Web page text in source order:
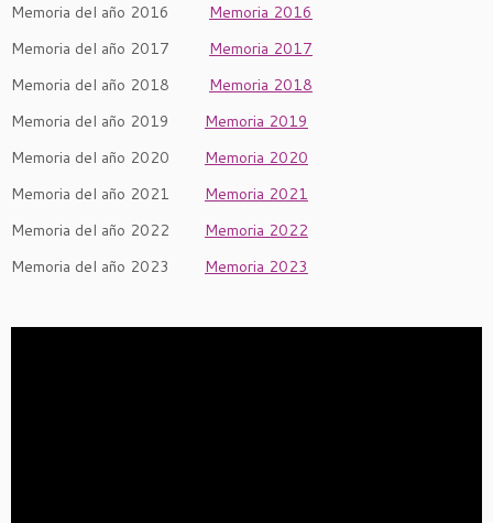
Memoria del año 2016 Memoria 2016
Memoria del año 2017 Memoria 2017
Memoria del año 2018 Memoria 2018
Memoria del año 2019 Memoria 2019
Memoria del año 2020 Memoria 2020
Memoria del año 2021 Memoria 2021
Memoria del año 2022 Memoria 2022
Memoria del año 2023 Memoria 2023